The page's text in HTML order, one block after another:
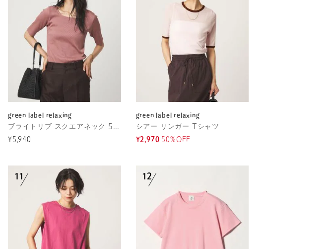
green label relaxing
ブライトリブ スクエアネック 5分袖 プルオーバー カットソー
¥5,940
green label relaxing
シアー リンガー Tシャツ
¥2,970 50%OFF